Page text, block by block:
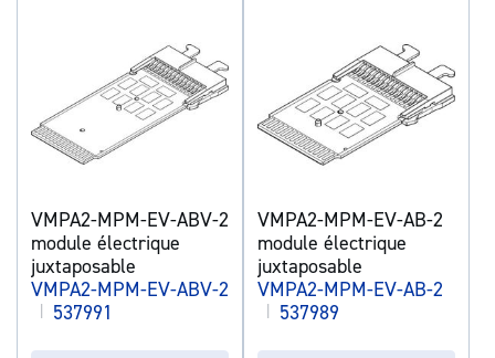
VMPA2-MPM-EV-ABV-2
module électrique
juxtaposable
VMPA2-MPM-EV-ABV-2
| 537991
VMPA2-MPM-EV-AB-2
module électrique
juxtaposable
VMPA2-MPM-EV-AB-2
| 537989